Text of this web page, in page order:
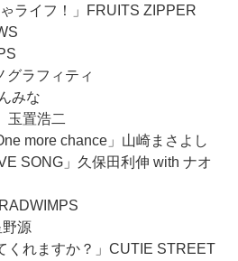
ライフ！」FRUITS ZIPPER
グラフィティ
みな
玉置浩二
more chance」山崎まさよし
SONG」久保田利伸 with ナオ
源
くれますか？」CUTIE STREET